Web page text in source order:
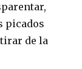
picados
de la